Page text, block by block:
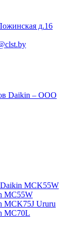
д.16
Daikin – ООО
MCK55W
MC55W
MCK75J Ururu
MC70L